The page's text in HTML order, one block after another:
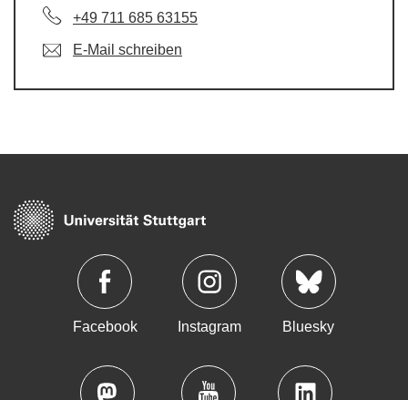
+49 711 685 63155
E-Mail schreiben
Facebook Instagram Bluesky